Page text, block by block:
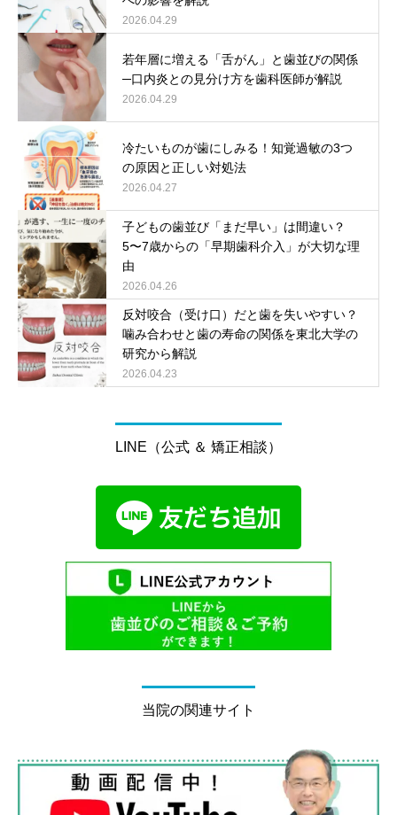
2026.04.29
若年層に増える「舌がん」と歯並びの関係
─口内炎との見分け方を歯科医師が解説
2026.04.29
冷たいものが歯にしみる！知覚過敏の3つ
の原因と正しい対処法
2026.04.27
子どもの歯並び「まだ早い」は間違い？
5〜7歳からの「早期歯科介入」が大切な理
由
2026.04.26
反対咬合（受け口）だと歯を失いやすい？
噛み合わせと歯の寿命の関係を東北大学の
研究から解説
2026.04.23
LINE（公式 ＆ 矯正相談）
当院の関連サイト